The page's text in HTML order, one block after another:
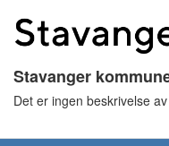
Stavanger
Det er ingen beskrivelse